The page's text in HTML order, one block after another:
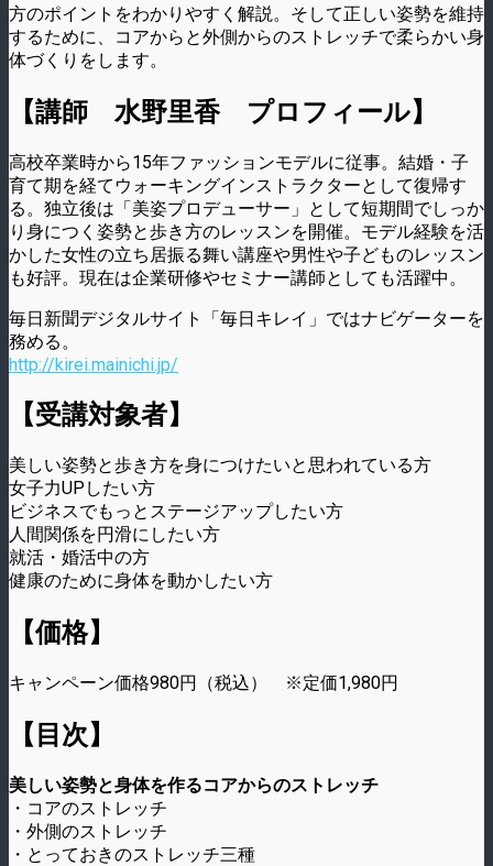
方のポイントをわかりやすく解説。そして正しい姿勢を維持
するために、コアからと外側からのストレッチで柔らかい身
体づくりをします。
【講師 水野里香 プロフィール】
高校卒業時から15年ファッションモデルに従事。結婚・子
育て期を経てウォーキングインストラクターとして復帰す
る。独立後は「美姿プロデューサー」として短期間でしっか
り身につく姿勢と歩き方のレッスンを開催。モデル経験を活
かした女性の立ち居振る舞い講座や男性や子どものレッスン
も好評。現在は企業研修やセミナー講師としても活躍中。
毎日新聞デジタルサイト「毎日キレイ」ではナビゲーターを
務める。
http://kirei.mainichi.jp/
【受講対象者】
美しい姿勢と歩き方を身につけたいと思われている方
女子力UPしたい方
ビジネスでもっとステージアップしたい方
人間関係を円滑にしたい方
就活・婚活中の方
健康のために身体を動かしたい方
【価格】
キャンペーン価格980円（税込） ※定価1,980円
【目次】
美しい姿勢と身体を作るコアからのストレッチ
・コアのストレッチ
・外側のストレッチ
・とっておきのストレッチ三種